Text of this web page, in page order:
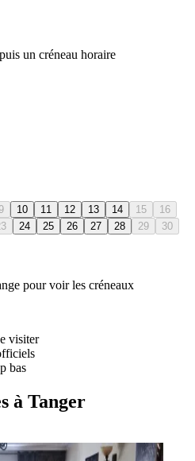
un créneau horaire
10 11 12 13 14 15
16
24 25 26 27 28 29
30
pour voir les créneaux
visiter
bas
à Tanger